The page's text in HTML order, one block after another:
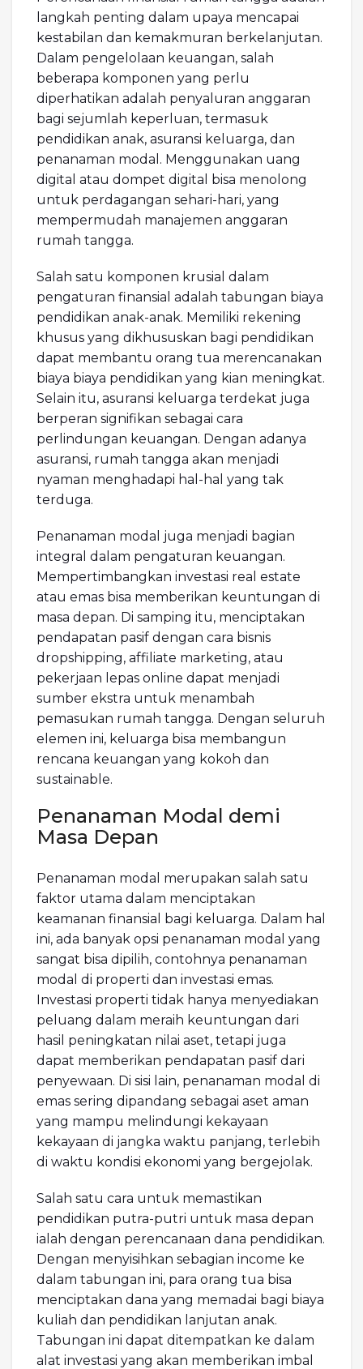
langkah penting dalam upaya mencapai
kestabilan dan kemakmuran berkelanjutan.
Dalam pengelolaan keuangan, salah
beberapa komponen yang perlu
diperhatikan adalah penyaluran anggaran
bagi sejumlah keperluan, termasuk
pendidikan anak, asuransi keluarga, dan
penanaman modal. Menggunakan uang
digital atau dompet digital bisa menolong
untuk perdagangan sehari-hari, yang
mempermudah manajemen anggaran
rumah tangga.
Salah satu komponen krusial dalam
pengaturan finansial adalah tabungan biaya
pendidikan anak-anak. Memiliki rekening
khusus yang dikhususkan bagi pendidikan
dapat membantu orang tua merencanakan
biaya biaya pendidikan yang kian meningkat.
Selain itu, asuransi keluarga terdekat juga
berperan signifikan sebagai cara
perlindungan keuangan. Dengan adanya
asuransi, rumah tangga akan menjadi
nyaman menghadapi hal-hal yang tak
terduga.
Penanaman modal juga menjadi bagian
integral dalam pengaturan keuangan.
Mempertimbangkan investasi real estate
atau emas bisa memberikan keuntungan di
masa depan. Di samping itu, menciptakan
pendapatan pasif dengan cara bisnis
dropshipping, affiliate marketing, atau
pekerjaan lepas online dapat menjadi
sumber ekstra untuk menambah
pemasukan rumah tangga. Dengan seluruh
elemen ini, keluarga bisa membangun
rencana keuangan yang kokoh dan
sustainable.
Penanaman Modal demi
Masa Depan
Penanaman modal merupakan salah satu
faktor utama dalam menciptakan
keamanan finansial bagi keluarga. Dalam hal
ini, ada banyak opsi penanaman modal yang
sangat bisa dipilih, contohnya penanaman
modal di properti dan investasi emas.
Investasi properti tidak hanya menyediakan
peluang dalam meraih keuntungan dari
hasil peningkatan nilai aset, tetapi juga
dapat memberikan pendapatan pasif dari
penyewaan. Di sisi lain, penanaman modal di
emas sering dipandang sebagai aset aman
yang mampu melindungi kekayaan
kekayaan di jangka waktu panjang, terlebih
di waktu kondisi ekonomi yang bergejolak.
Salah satu cara untuk memastikan
pendidikan putra-putri untuk masa depan
ialah dengan perencanaan dana pendidikan.
Dengan menyisihkan sebagian income ke
dalam tabungan ini, para orang tua bisa
menciptakan dana yang memadai bagi biaya
kuliah dan pendidikan lanjutan anak.
Tabungan ini dapat ditempatkan ke dalam
alat investasi yang akan memberikan imbal